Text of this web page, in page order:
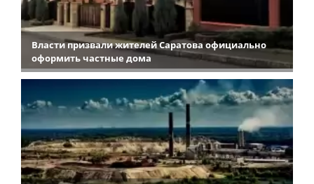
Власти призвали жителей Саратова официально
оформить частные дома